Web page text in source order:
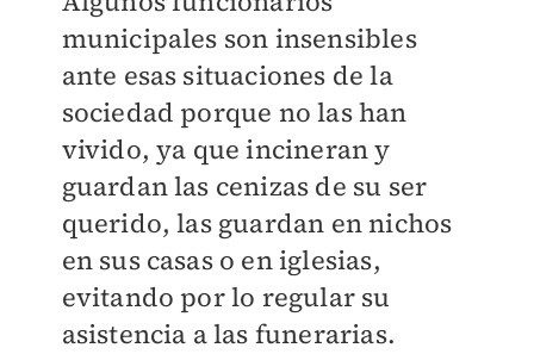
municipales son insensibles
ante esas situaciones de la
sociedad porque no las han
vivido, ya que incineran y
guardan las cenizas de su ser
querido, las guardan en nichos
en sus casas o en iglesias,
evitando por lo regular su
asistencia a las funerarias.